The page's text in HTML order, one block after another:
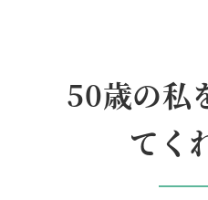
50歳の私
てく